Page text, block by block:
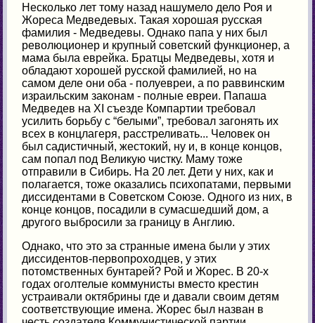
Несколько лет тому назад нашумело дело Роя и
Жореса Медведевых. Такая хорошая русская
фамилия - Медведевы. Однако папа у них был
революционер и крупный советский функционер, а
мама была еврейка. Братцы Медведевы, хотя и
обладают хорошей русской фамилией, но на
самом деле они оба - полуевреи, а по раввинским
израильским законам - полные евреи. Папаша
Медведев на XI съезде Компартии требовал
усилить борьбу с “белыми”, требовал загонять их
всех в концлагеря, расстреливать... Человек он
был садистичный, жестокий, ну и, в конце концов,
сам попал под Великую чистку. Маму тоже
отправили в Сибирь. На 20 лет. Дети у них, как и
полагается, тоже оказались психопатами, первыми
диссидентами в Советском Союзе. Одного из них, в
конце концов, посадили в сумасшедший дом, а
другого выбросили за границу в Англию.
Однако, что это за странные имена были у этих
диссидентов-первопроходцев, у этих
потомственных бунтарей? Рой и Жорес. В 20-х
годах оголтелые коммунисты вместо крестин
устраивали октябрины где и давали своим детям
соответствующие имена. Жорес был назван в